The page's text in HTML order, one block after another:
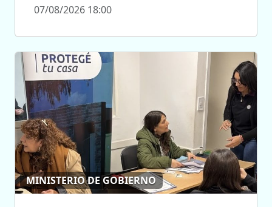
07/08/2026 18:00
MINISTERIO DE GOBIERNO